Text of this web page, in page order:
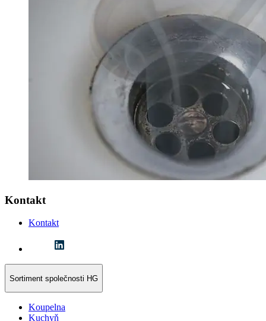
Kontakt
Kontakt
Sortiment společnosti HG
Koupelna
Kuchyň